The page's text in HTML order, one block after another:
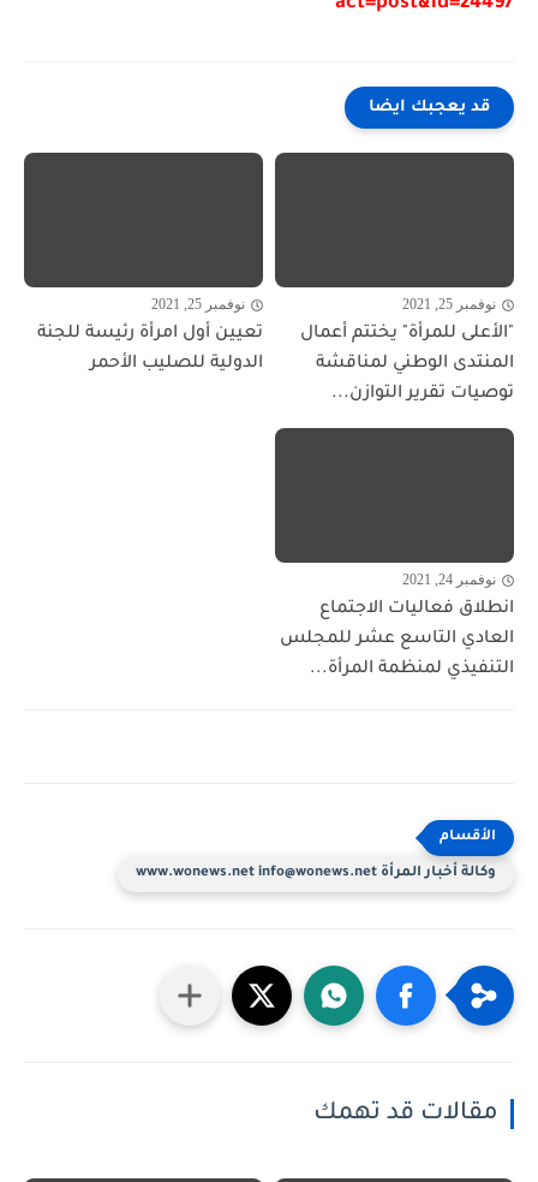
قد يعجبك ايضا
نوفمبر 25, 2021
"الأعلى للمرأة" يختتم أعمال
المنتدى الوطني لمناقشة
توصيات تقرير التوازن...
نوفمبر 25, 2021
تعيين أول امرأة رئيسة للجنة
الدولية للصليب الأحمر
نوفمبر 24, 2021
انطلاق فعاليات الاجتماع
العادي التاسع عشر للمجلس
التنفيذي لمنظمة المرأة...
وكالة أخبار المرأة www.wonews.net info@wonews.net
مقالات قد تهمك